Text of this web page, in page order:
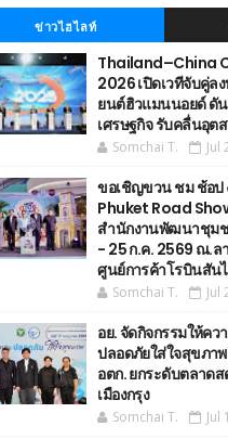
ข่าวไฮไลท์
Thailand–China
2026 เปิดเวทีจับคู่
ยนต์ฮิวแมนนอยด์ ดั
เศรษฐกิจ รับคลื่นอุต
Somchai T. Jul
ขอเชิญขวน ชม ช้อป
Phuket Road
สำนักงานพัฒนาชุมช
- 25 ก.ค. 2569 ณ.ล
ศูนย์การค้าโรบินสัน
Somchai T. Jul
อย. จัดกิจกรรมให้คว
ปลอดภัยใส่ใจสุขภา
อตก. ยกระดับตลาด
เมืองกรุง
Somchai T. Jul